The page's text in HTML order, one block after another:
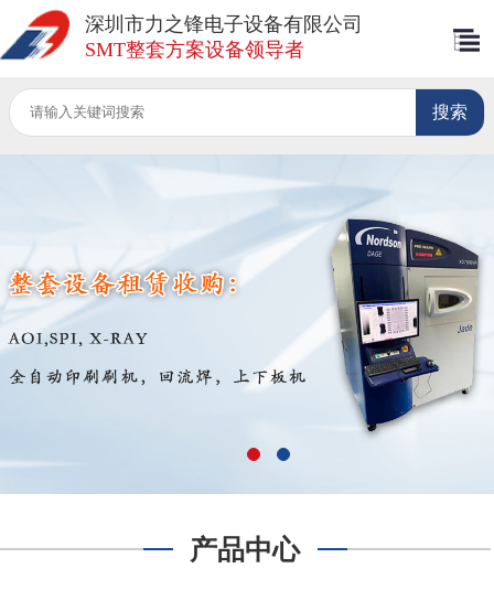
深圳市力之锋电子设备有限公司
SMT整套方案设备领导者
产品中心